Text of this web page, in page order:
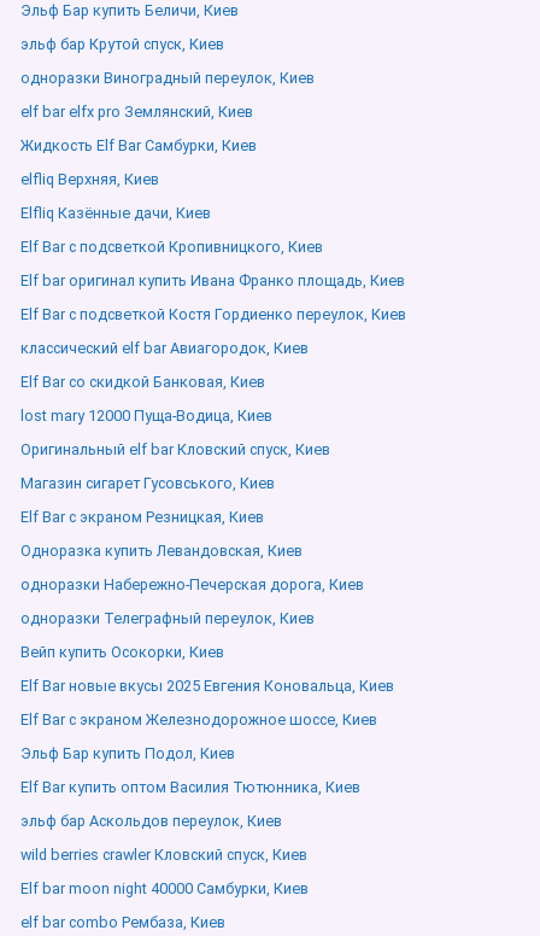
Эльф Бар купить Беличи, Киев
эльф бар Крутой спуск, Киев
одноразки Виноградный переулок, Киев
elf bar elfx pro Землянский, Киев
Жидкость Elf Bar Самбурки, Киев
elfliq Верхняя, Киев
Elfliq Казённые дачи, Киев
Elf Bar с подсветкой Кропивницкого, Киев
Elf bar оригинал купить Ивана Франко площадь, Киев
Elf Bar с подсветкой Костя Гордиенко переулок, Киев
классический elf bar Авиагородок, Киев
Elf Bar со скидкой Банковая, Киев
lost mary 12000 Пуща-Водица, Киев
Оригинальный elf bar Кловский спуск, Киев
Магазин сигарет Гусовського, Киев
Elf Bar с экраном Резницкая, Киев
Одноразка купить Левандовская, Киев
одноразки Набережно-Печерская дорога, Киев
одноразки Телеграфный переулок, Киев
Вейп купить Осокорки, Киев
Elf Bar новые вкусы 2025 Евгения Коновальца, Киев
Elf Bar с экраном Железнодорожное шоссе, Киев
Эльф Бар купить Подол, Киев
Elf Bar купить оптом Василия Тютюнника, Киев
эльф бар Аскольдов переулок, Киев
wild berries crawler Кловский спуск, Киев
Elf bar moon night 40000 Самбурки, Киев
elf bar combo Рембаза, Киев